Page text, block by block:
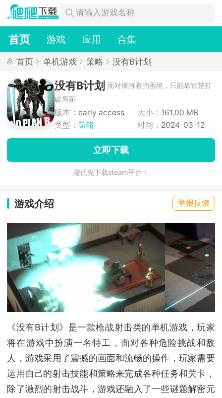
首页 游戏 应用 合集
首页 单机游戏 策略 没有B计划
没有B计划 面对僵持着的困境，只能靠智慧打
破局面
版本： early access 大小： 161.00 MB
类型： 策略 时间： 2024-03-12
立即下载
需优先下载steam平台！
游戏介绍 举报反馈
《没有B计划》是一款枪战射击类的单机游戏，玩家
将在游戏中扮演一名特工，面对各种危险挑战和敌
人，游戏采用了震撼的画面和流畅的操作，玩家需要
运用自己的射击技能和策略来完成各种任务和关卡，
除了激烈的射击战斗，游戏还融入了一些谜题解密元